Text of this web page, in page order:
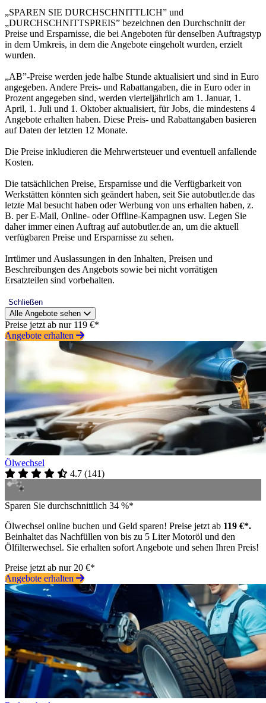
„SPAREN SIE DURCHSCHNITTLICH” und
„DURCHSCHNITTSPREIS” bezeichnen den Durchschnitt der
Preise und Ersparnisse, die bei Angeboten für denselben Auftragstyp
in dem Umkreis, in dem die Angebote eingeholt wurden, erzielt
wurden.
„AB”-Preise werden jede halbe Stunde aktualisiert und sind in Euro
angegeben. Andere Preis- und Rabattangaben, die in Euro oder in
Prozent angegeben sind, werden vierteljährlich am 1. Januar, 1.
April, 1. Juli und 1. Oktober aktualisiert, für Jobs, die mindestens 4
Angebote erhalten haben. Diese Preis- und Rabattangaben basieren
auf Daten der letzten 12 Monate.
Die Preise inkludieren die Mehrwertsteuer und eventuell anfallende
Kosten.
Die tatsächlichen Preise, Ersparnisse und die Verfügbarkeit von
Werkstätten könnten sich geändert haben, seit Sie autobutler.de das
letzte Mal besucht haben oder Werbung von uns erhalten haben, z.
B. per E-Mail, Online- oder Offline-Kampagnen usw. Legen Sie
daher immer einen Auftrag auf autobutler.de an, um die aktuell
verfügbaren Preise und Ersparnisse zu sehen.
Irrtümer und Auslassungen in den Inhalten, Preisen und
Beschreibungen des Angebots sowie bei nicht vorrätigen
Ersatzteilen sind vorbehalten.
Schließen
Alle Angebote sehen
Preise jetzt ab nur 119 €*
Angebote erhalten
Ölwechsel
4.7 (141)
Sparen Sie durchschnittlich 34 %*
Ölwechsel online buchen und Geld sparen! Preise jetzt ab 119 €*.
Beinhaltet das Nachfüllen von bis zu 5 Liter Motoröl und den
Ölfilterwechsel. Sie erhalten sofort Angebote und sehen Ihren Preis!
Preise jetzt ab nur 20 €*
Angebote erhalten